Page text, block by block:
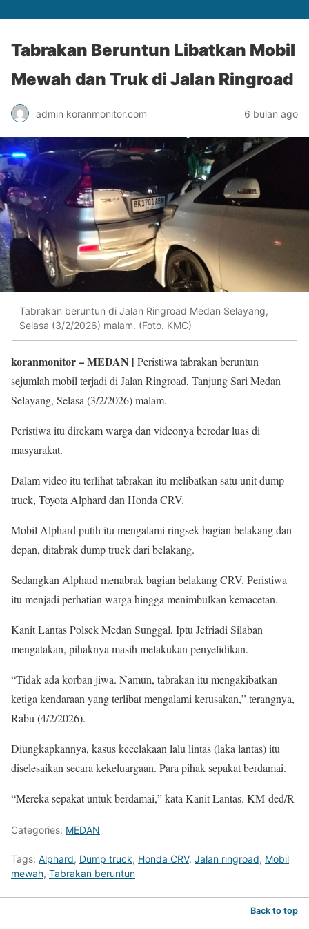
Tabrakan Beruntun Libatkan Mobil
Mewah dan Truk di Jalan Ringroad
admin koranmonitor.com 6 bulan ago
Tabrakan beruntun di Jalan Ringroad Medan Selayang,
Selasa (3/2/2026) malam. (Foto. KMC)
koranmonitor– MEDAN | Peristiwa tabrakan beruntun
sejumlah mobil terjadi di Jalan Ringroad, Tanjung Sari Medan
Selayang, Selasa (3/2/2026) malam.
Peristiwa itu direkam warga dan videonya beredar luas di
masyarakat.
Dalam video itu terlihat tabrakan itu melibatkan satu unit dump
truck, Toyota Alphard dan Honda CRV.
Mobil Alphard putih itu mengalami ringsek bagian belakang dan
depan, ditabrak dump truck dari belakang.
Sedangkan Alphard menabrak bagian belakang CRV. Peristiwa
itu menjadi perhatian warga hingga menimbulkan kemacetan.
Kanit Lantas Polsek Medan Sunggal, Iptu Jefriadi Silaban
mengatakan, pihaknya masih melakukan penyelidikan.
“Tidak ada korban jiwa. Namun, tabrakan itu mengakibatkan
ketiga kendaraan yang terlibat mengalami kerusakan,” terangnya,
Rabu (4/2/2026).
Diungkapkannya, kasus kecelakaan lalu lintas (laka lantas) itu
diselesaikan secara kekeluargaan. Para pihak sepakat berdamai.
“Mereka sepakat untuk berdamai,” kata Kanit Lantas. KM-ded/R
Categories: MEDAN
Tags: Alphard, Dump truck, Honda CRV, Jalan ringroad, Mobil
mewah, Tabrakan beruntun
Back to top